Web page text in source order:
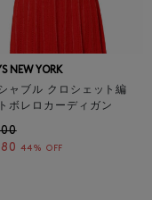
NEW YORK
ャブル クロシェット編
ボレロカーディガン
44% OFF